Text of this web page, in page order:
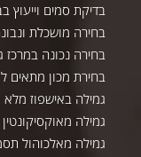
בדיקת סמים וייעוץ
בחירה מושכלת
בחירה נכונה במרכז
בחירת מכון מתאים
גמילה באישפוז מלא
גמילה מאוקסיקונטין
גמילה מאלכוהול